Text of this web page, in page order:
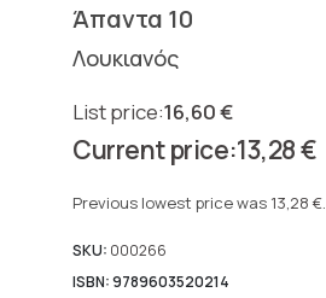
Άπαντα 10
Λουκιανός
16,60€
Original
price
16,60 €.
13,28€
price
13,28 €.
Previous lowest price was 13,28 €.
SKU: 000266
ISBN: 9789603520214